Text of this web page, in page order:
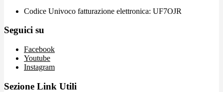
Codice Univoco fatturazione elettronica: UF7OJR
Seguici su
Facebook
Youtube
Instagram
Sezione Link Utili